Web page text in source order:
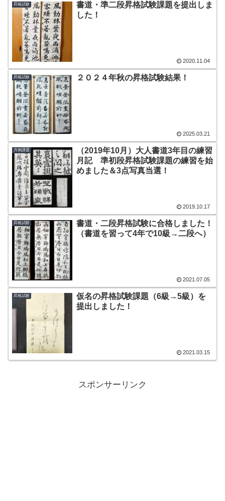
昇格試験
書道・準二段昇格試験課題を提出しま
した！
2020.11.04
昇格試験 ２０２４年秋の昇格試験結果！
2025.03.21
月例課題
（2019年10月）大人書道3年目の練習
月記 準初段昇格試験課題の練習を始
めました＆3点写真当選！
2019.10.17
昇格試験
書道・二段昇格試験に合格しました！
（書道を習って4年で10級→二段へ）
2021.07.05
昇格試験
仮名の昇格試験課題（6級→5級）を
提出しました！
2021.03.15
スポンサーリンク